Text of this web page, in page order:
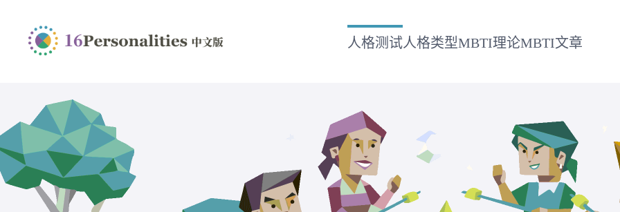
人格测试人格类型MBTI理论MBTI文章